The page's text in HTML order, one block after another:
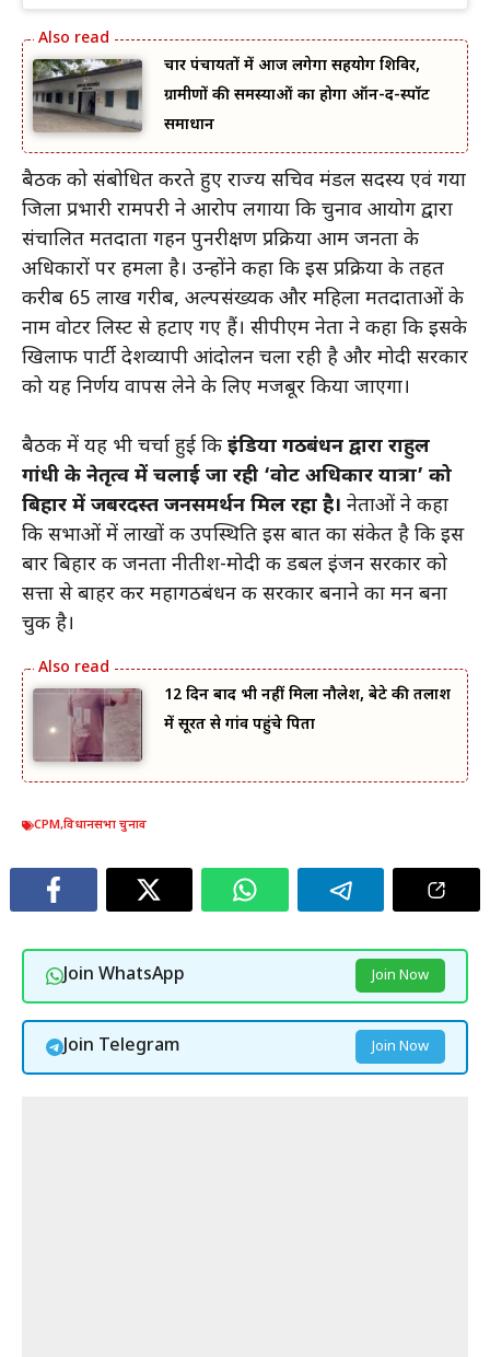
चार पंचायतों में आज लगेगा सहयोग शिविर,
ग्रामीणों की समस्याओं का होगा ऑन-द-स्पॉट
समाधान
बैठक को संबोधित करते हुए राज्य सचिव मंडल सदस्य एवं गया
जिला प्रभारी रामपरी ने आरोप लगाया कि चुनाव आयोग द्वारा
संचालित मतदाता गहन पुनरीक्षण प्रक्रिया आम जनता के
अधिकारों पर हमला है। उन्होंने कहा कि इस प्रक्रिया के तहत
करीब 65 लाख गरीब, अल्पसंख्यक और महिला मतदाताओं के
नाम वोटर लिस्ट से हटाए गए हैं। सीपीएम नेता ने कहा कि इसके
खिलाफ पार्टी देशव्यापी आंदोलन चला रही है और मोदी सरकार
को यह निर्णय वापस लेने के लिए मजबूर किया जाएगा।
बैठक में यह भी चर्चा हुई कि इंडिया गठबंधन द्वारा राहुल
गांधी के नेतृत्व में चलाई जा रही ‘वोट अधिकार यात्रा’ को
बिहार में जबरदस्त जनसमर्थन मिल रहा है। नेताओं ने कहा
कि सभाओं में लाखों की उपस्थिति इस बात का संकेत है कि इस
बार बिहार की जनता नीतीश-मोदी की डबल इंजन सरकार को
सत्ता से बाहर कर महागठबंधन की सरकार बनाने का मन बना
चुकी है।
12 दिन बाद भी नहीं मिला नौलेश, बेटे की तलाश
में सूरत से गांव पहुंचे पिता
CPM,विधानसभा चुनाव
Join WhatsApp Join Now
Join Telegram Join Now